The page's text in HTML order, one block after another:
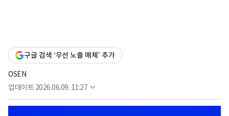
구글 검색 ‘우선 노출 매체’ 추가
OSEN
업데이트 2026.06.09. 11:27